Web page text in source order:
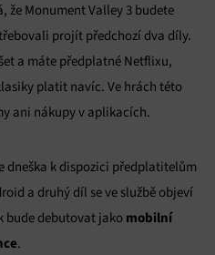
že Monument Valley 3 budete
projít předchozí dva díly.
a máte předplatné Netflixu,
platit navíc. Ve hrách této
ani nákupy v aplikacích.
dneška k dispozici předplatitelům
a druhý díl se ve službě objeví
bude debutovat jako mobilní
.